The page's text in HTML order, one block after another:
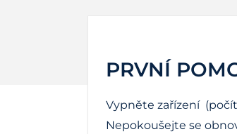
PRVNÍ
Vypněte zařízení
Nepokoušejte se